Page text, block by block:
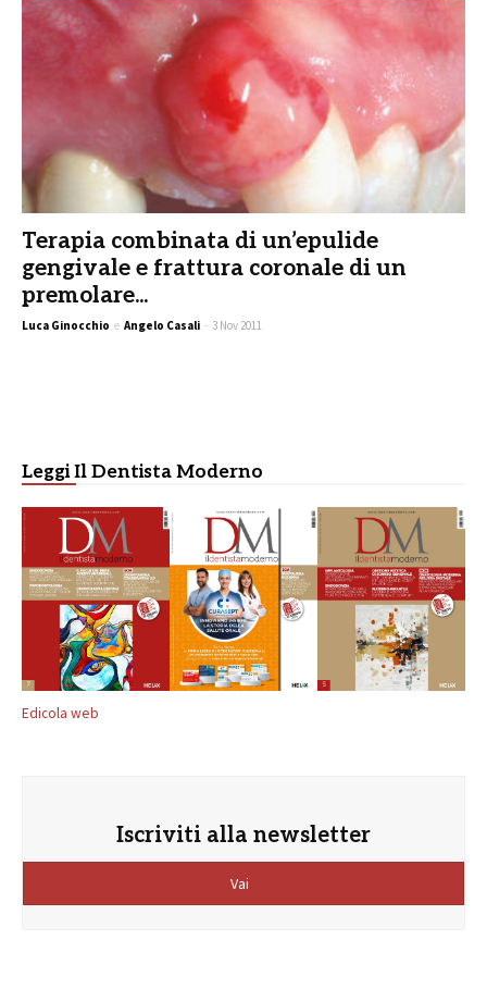
Terapia combinata di un’epulide
gengivale e frattura coronale di un
premolare...
Luca Ginocchio e Angelo Casali - 3 Nov 2011
Leggi Il Dentista Moderno
Edicola web
Iscriviti alla newsletter
Vai